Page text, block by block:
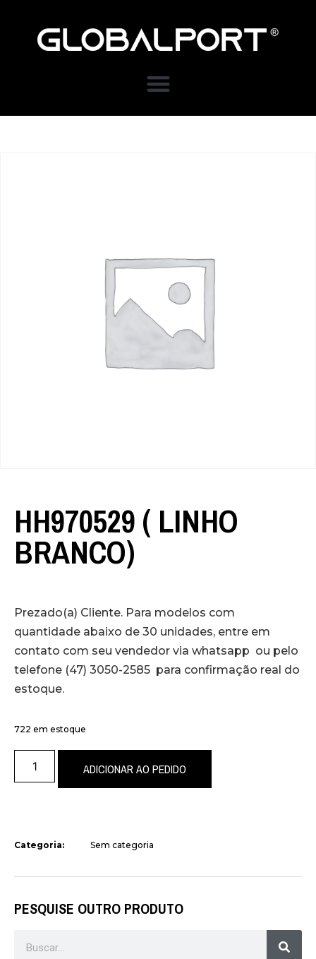
HH970529 ( LINHO
BRANCO)
Prezado(a) Cliente. Para modelos com
quantidade abaixo de 30 unidades, entre em
contato com seu vendedor via whatsapp ou pelo
telefone (47) 3050-2585 para confirmação real do
estoque.
722 em estoque
ADICIONAR AO PEDIDO
Categoria: Sem categoria
PESQUISE OUTRO PRODUTO